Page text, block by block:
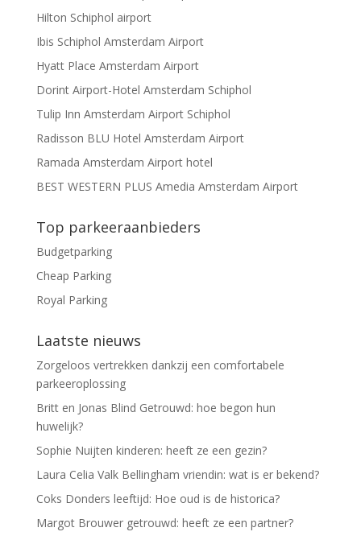
Hilton Schiphol airport
Ibis Schiphol Amsterdam Airport
Hyatt Place Amsterdam Airport
Dorint Airport-Hotel Amsterdam Schiphol
Tulip Inn Amsterdam Airport Schiphol
Radisson BLU Hotel Amsterdam Airport
Ramada Amsterdam Airport hotel
BEST WESTERN PLUS Amedia Amsterdam Airport
Top parkeeraanbieders
Budgetparking
Cheap Parking
Royal Parking
Laatste nieuws
Zorgeloos vertrekken dankzij een comfortabele
parkeeroplossing
Britt en Jonas Blind Getrouwd: hoe begon hun
huwelijk?
Sophie Nuijten kinderen: heeft ze een gezin?
Laura Celia Valk Bellingham vriendin: wat is er bekend?
Coks Donders leeftijd: Hoe oud is de historica?
Margot Brouwer getrouwd: heeft ze een partner?